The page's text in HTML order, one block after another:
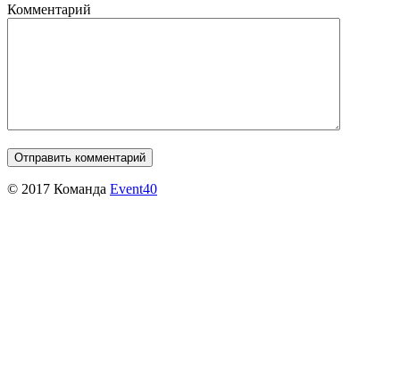
Комментарий
© 2017 Команда Event40